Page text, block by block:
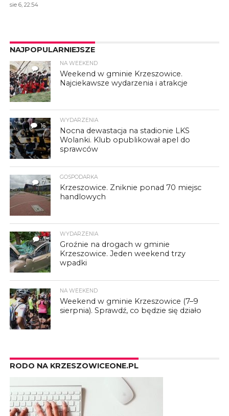
sie 6, 22:54
NAJPOPULARNIEJSZE
4
NA WEEKEND
Weekend w gminie Krzeszowice.
Najciekawsze wydarzenia i atrakcje
16
WYDARZENIA
Nocna dewastacja na stadionie LKS
Wolanki. Klub opublikował apel do
sprawców
7
GOSPODARKA
Krzeszowice. Zniknie ponad 70 miejsc
handlowych
3
WYDARZENIA
Groźnie na drogach w gminie
Krzeszowice. Jeden weekend trzy
wpadki
NA WEEKEND
Weekend w gminie Krzeszowice (7–9
sierpnia). Sprawdź, co będzie się działo
RODO NA KRZESZOWICEONE.PL